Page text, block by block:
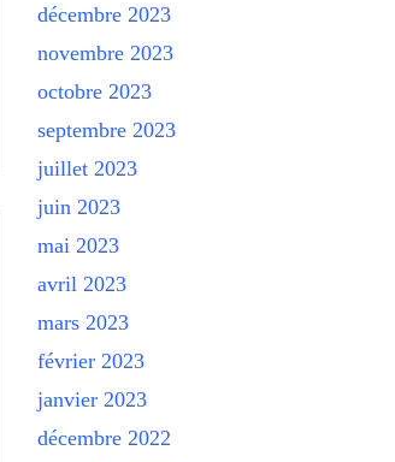
décembre 2023
novembre 2023
octobre 2023
septembre 2023
juillet 2023
juin 2023
mai 2023
avril 2023
mars 2023
février 2023
janvier 2023
décembre 2022